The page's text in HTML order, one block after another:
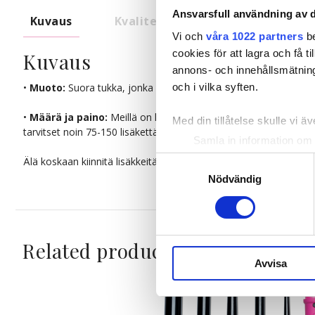
Ansvarsfull användning av
Vi och våra 1022 partners
cookies för att lagra och få
annons- och
och i vilka syften.
Med din tillåtelse skulle vi
Samla in information
Identifiera din enhet
Ta reda på mer om hur
sociala medier och
till de sociala medier och
med annan information som
Samtyckesval
Nödvändig
Avvisa
Kuvaus Kvalitet & Hoito
Kuvaus
• Muoto: Suora tukka, jonka voi myös muotoilla kihartimella tai
• Määrä ja paino: Meillä on kaksi erilaista pakkausta. 17g
tarvitset noin 75-150 lisäkettä riippuen siitä kuinka paksu oma
Älä koskaan kiinnitä lisäkkeitä hiuspohjaan eikä liian korkealle
Related products